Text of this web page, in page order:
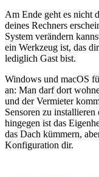
Am Ende geht es nicht
deines Rechners
System verändern
ein Werkzeug ist, das
lediglich Gast bist.
Windows und macOS
an: Man darf dort
und der Vermieter
Sensoren zu
hingegen ist das
das Dach kümmern,
Konfiguration dir.